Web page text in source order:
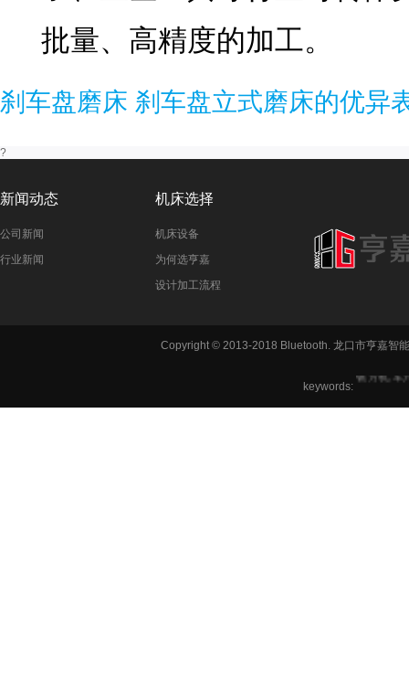
批量、高精度的加工。
刹车盘磨床 刹车盘立式磨床的优异
?
新闻动态
公司新闻
行业新闻
机床选择
机床设备
为何选亨嘉
设计加工流程
Copyright © 2013-2018 Bluetooth. 龙口市亨嘉智
keywords:
六角机床